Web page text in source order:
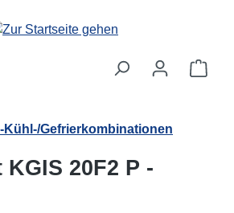
Kühl-/Gefrierkombinationen
20F2 P -